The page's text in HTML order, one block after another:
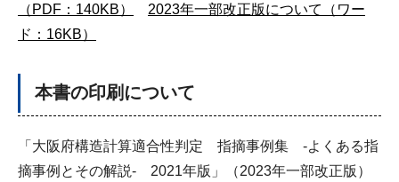
（PDF：140KB）
2023年一部改正版について（ワー
ド：16KB）
本書の印刷について
「大阪府構造計算適合性判定 指摘事例集 -よくある指
摘事例とその解説- 2021年版」（2023年一部改正版）